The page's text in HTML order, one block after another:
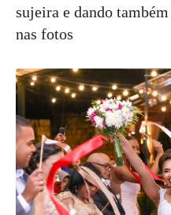
sujeira e dando
nas fotos